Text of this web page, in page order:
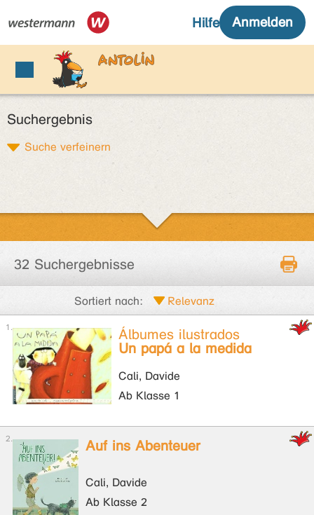
Suchergebnis
Suche verfeinern
32 Suchergebnisse
Sortiert nach:
Álbumes ilustrados
Un papá a la medida
Cali, Davide
Ab Klasse 1
Auf ins Abenteuer
Cali, Davide
Ab Klasse 2